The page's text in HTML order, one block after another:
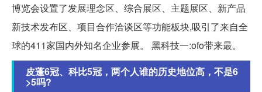
博览会设置了发展理念区、综合展区、主题展区、新产品
新技术发布区、项目合作洽谈区等功能板块,吸引了来自全
球的411家国内外知名企业参展。 黑科技一:ofo带来最。
皮蓬6冠、科比5冠，两个人谁的历史地位高，不是6
>5吗?